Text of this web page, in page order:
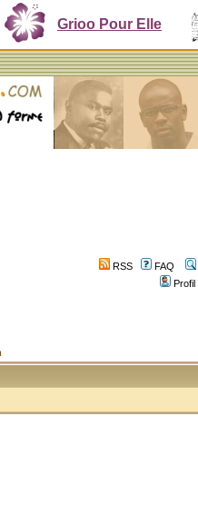
Grioo Pour Elle
RSS FAQ
Profil